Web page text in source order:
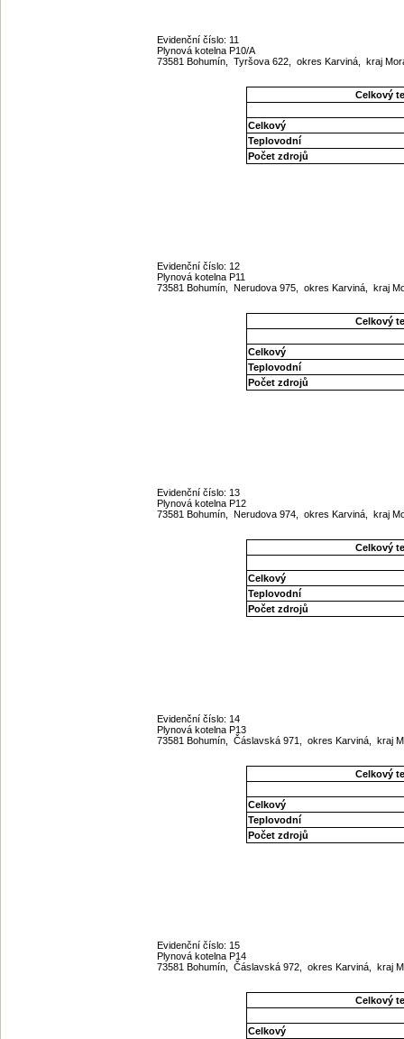
Evidenční číslo: 11
Plynová kotelna P10/A
73581 Bohumín, Tyršova 622, okres Karviná, kraj
Celkový
Celkový
Teplovodní
Počet zdrojů
Evidenční číslo: 12
Plynová kotelna P11
73581 Bohumín, Nerudova 975, okres Karviná, kraj
Celkový
Celkový
Teplovodní
Počet zdrojů
Evidenční číslo: 13
Plynová kotelna P12
73581 Bohumín, Nerudova 974, okres Karviná, kraj
Celkový
Celkový
Teplovodní
Počet zdrojů
Evidenční číslo: 14
Plynová kotelna P13
73581 Bohumín, Čáslavská 971, okres Karviná, kraj
Celkový
Celkový
Teplovodní
Počet zdrojů
Evidenční číslo: 15
Plynová kotelna P14
73581 Bohumín, Čáslavská 972, okres Karviná, kraj
Celkový
Celkový